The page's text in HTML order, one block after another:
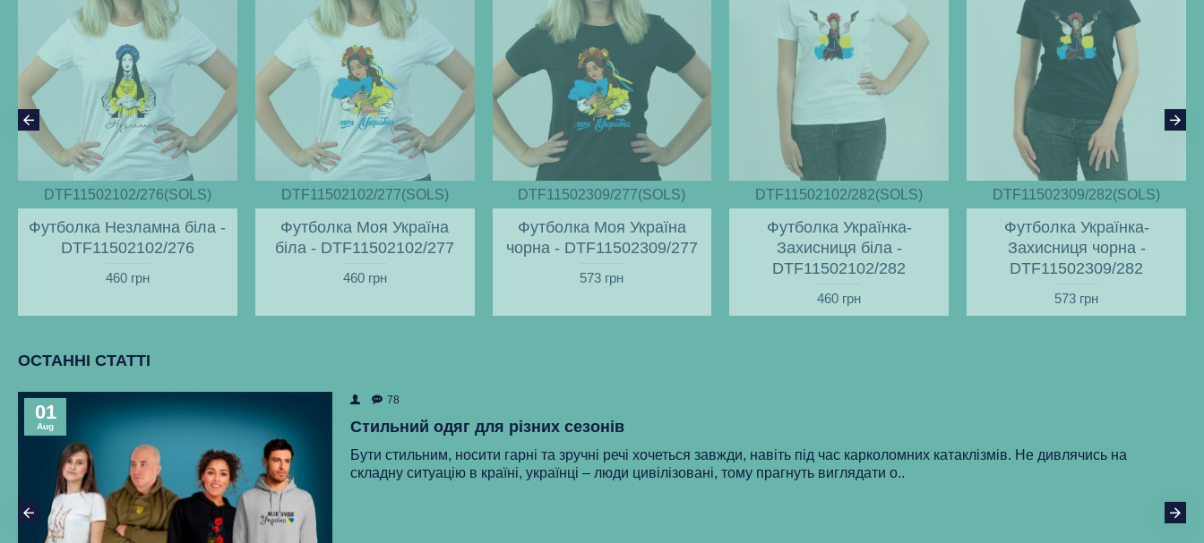
DTF11502102/276(SOLS)
Футболка Незламна біла -
DTF11502102/276
460 грн
DTF11502102/277(SOLS)
Футболка Моя Україна
біла - DTF11502102/277
460 грн
DTF11502309/277(SOLS)
Футболка Моя Україна
чорна - DTF11502309/277
573 грн
DTF11502102/282(SOLS)
Футболка Українка-
Захисниця біла -
DTF11502102/282
460 грн
DTF11502309/282(SOLS)
Футболка Українка-
Захисниця чорна -
DTF11502309/282
573 грн
ОСТАННІ СТАТТІ
01
Aug
78
Стильний одяг для різних сезонів
Бути стильним, носити гарні та зручні речі хочеться завжди, навіть під час карколомних катаклізмів. Не дивлячись на
складну ситуацію в країні, українці – люди цивілізовані, тому прагнуть виглядати о..